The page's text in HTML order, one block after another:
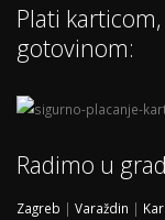
Plati
gotovinom:
Radimo u
Zagreb | Varaždin |